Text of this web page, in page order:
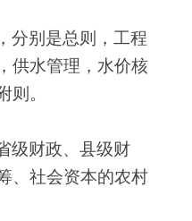
，分别是总则 ， 工程
， 供水管理 ， 水价核
则 。
级财政、县级财
、社会资本的农村